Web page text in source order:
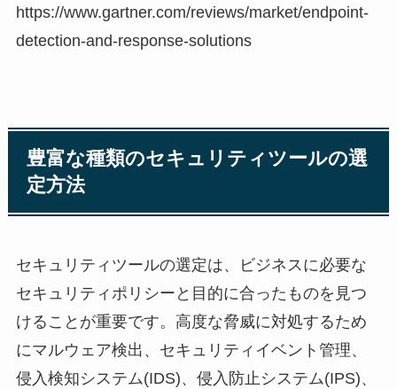
https://www.gartner.com/reviews/market/endpoint-
detection-and-response-solutions
豊富な種類のセキュリティツールの選
定方法
セキュリティツールの選定は、ビジネスに必要な
セキュリティポリシーと目的に合ったものを見つ
けることが重要です。高度な脅威に対処するため
にマルウェア検出、セキュリティイベント管理、
侵入検知システム(IDS)、侵入防止システム(IPS)、